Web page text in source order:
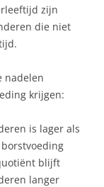
zijn
die niet
nadelen
krijgen:
is lager als
blijft
langer